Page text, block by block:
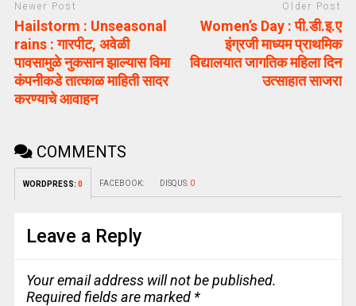
Newer Post
Hailstorm : Unseasonal
rains : गारपीट, अवेळी
पावसामुळे नुकसान झाल्यास विमा
कंपनीकडे तात्काळ माहिती सादर
करण्याचे आवाहन
Older Post
Women’s Day : पी.डी.इ.ए
इंग्रजी माध्यम प्राथमिक
विद्यालयात जागतिक महिला दिन
उत्साहात साजरा
COMMENTS
WORDPRESS: 0 FACEBOOK: DISQUS: 0
Leave a Reply
Your email address will not be published.
Required fields are marked *